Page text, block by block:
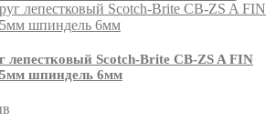
лепестковый Scotch-Brite CB-ZS A FIN
шпиндель 6мм